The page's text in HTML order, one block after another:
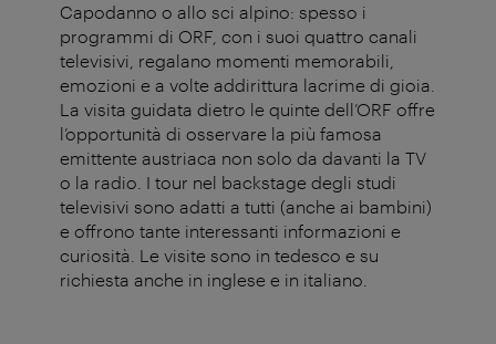
Capodanno o allo sci alpino: spesso i
programmi di ORF, con i suoi quattro canali
televisivi, regalano momenti memorabili,
emozioni e a volte addirittura lacrime di gioia.
La visita guidata dietro le quinte dell’ORF offre
l’opportunità di osservare la più famosa
emittente austriaca non solo da davanti la TV
o la radio. I tour nel backstage degli studi
televisivi sono adatti a tutti (anche ai bambini)
e offrono tante interessanti informazioni e
curiosità. Le visite sono in tedesco e su
richiesta anche in inglese e in italiano.